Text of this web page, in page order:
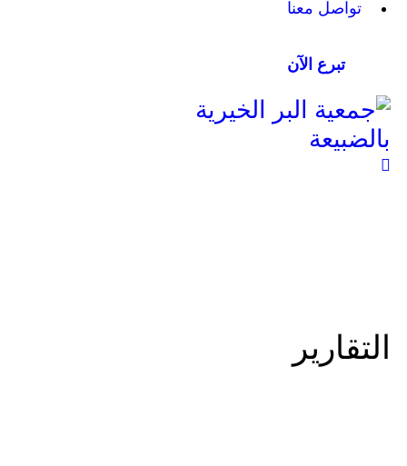
تواصل معنا
تبرع الآن
التقارير